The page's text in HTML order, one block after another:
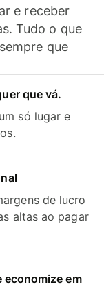
e receber
Tudo o que
que
que vá.
só lugar e
de lucro
altas ao pagar
economize em